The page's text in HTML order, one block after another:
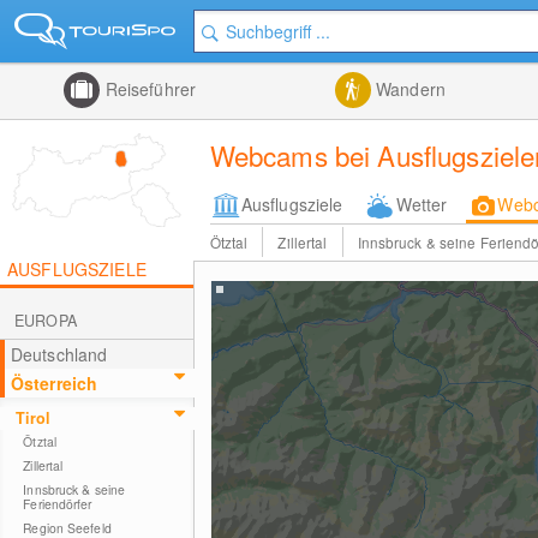
Reiseführer Wandern
Webcams bei
Ausflugsziele Wetter
Ötztal Zillertal Innsbruck & seine
AUSFLUGSZIELE
EUROPA
Deutschland
Österreich
Tirol
Ötztal
Zillertal
Innsbruck & seine
Feriendörfer
Region Seefeld